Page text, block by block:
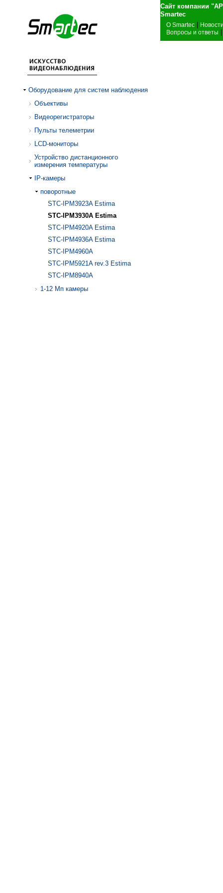
Сайт компании
О Smartec
Вопросы и ответы
Оборудование для систем наблюдения
Объективы
Видеорегистраторы
Пульты телеметрии
LCD-мониторы
Устройство дистанционного
измерения температуры
IP-камеры
поворотные
STC-IPM3923A Estima
STC-IPM3930A Estima
STC-IPM4920A Estima
STC-IPM4936A Estima
STC-IPM4960A
STC-IPM5921A rev.3 Estima
STC-IPM8940A
1-12 Mп камеры